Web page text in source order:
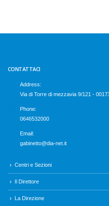
CONTATTACI
Address:
Via di Torre di mezzavia 9/121 -
Phone:
0646532000
Email:
gabinetto@dia-net.it
Centri e Sezioni
Il Direttore
La Direzione